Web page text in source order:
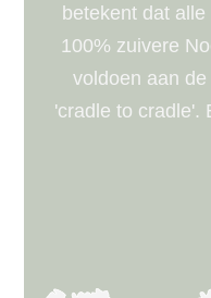
betekent dat
100% zuivere
voldoen aan
'cradle to cradle'.